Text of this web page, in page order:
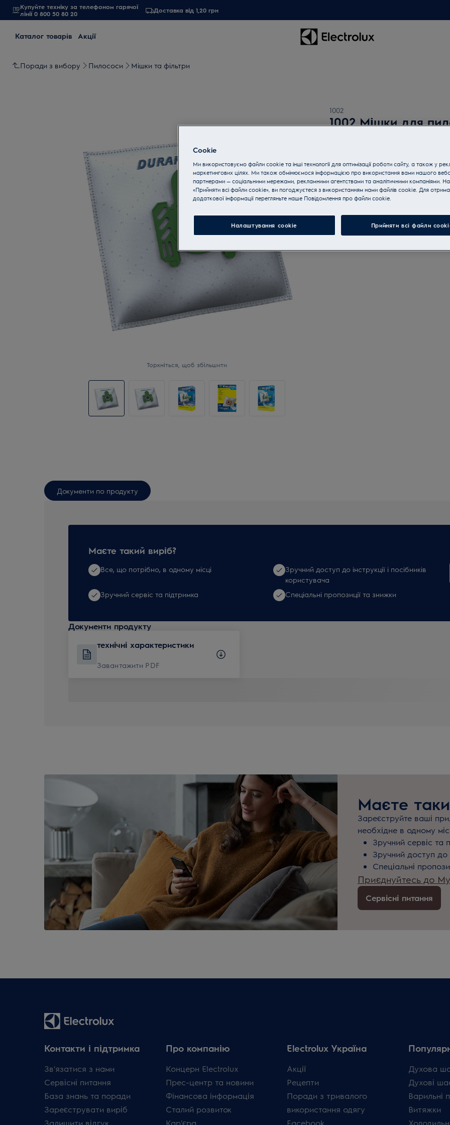
Купуйте техніку за телефоном гарячої
лінії 0 800 50 80 20
Доставка від 1,20 грн
Каталог товарів Акції
Поради з вибору Пилососи Мішки та фільтри
Торкніться, щоб збільшити
1002
1002 Мішки для
Купуйте техніку за
Документи по продукту
Маєте такий виріб?
Все, що потрібно, в одному місці
Зручний доступ до інструкції і посібників
користувача
Зручний сервіс та підтримка
Спеціальні пропозиції та знижки
Документи продукту
технічні характеристики
Завантажити PDF
Маєте
Зареєструйте ваші
необхідне в одному
Зручний сервіс та
Зручний доступ до
Спеціальні
Приєднуйтесь до
Сервісні питання
Контакти і підтримка
Зв'язатися з нами
Сервісні питання
База знань та поради
Зареєструвати виріб
Залишити відгук
Про компанію
Концерн Electrolux
Прес-центр та новини
Фінансова інформація
Сталий розвиток
Кар'єра
Electrolux Україна
Акції
Рецепти
Поради з тривалого
використання одягу
Facebook
Духова
Духові
Варильні
Витяжки
Cookie
Ми використовуємо файли cookie та інші технології для оптимізації роботи сайту, а також у
маркетингових цілях. Ми також обмінюємося інформацією про використання вами нашого
партнерами — соціальними мережами, рекламними агентствами та аналітичними компаніями.
«Прийняти всі файли cookie», ви погоджуєтеся з використанням нами файлів cookie. Для
додаткової інформації перегляньте наше Пoвідомлення прo файли cookie.
Налаштування cookie Прийняти всі файли